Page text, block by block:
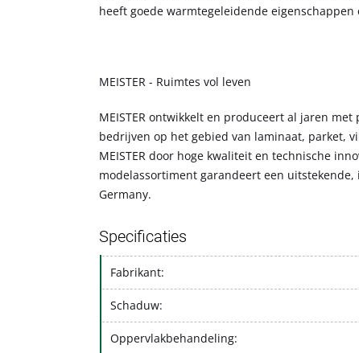
heeft goede warmtegeleidende
MEISTER - Ruimtes vol leven
MEISTER ontwikkelt en produceert al jaren
bedrijven op het gebied van laminaat, parket,
MEISTER door hoge kwaliteit en technische
modelassortiment garandeert een
Germany.
Specificaties
Fabrikant:
Schaduw:
Oppervlakbehandeling: